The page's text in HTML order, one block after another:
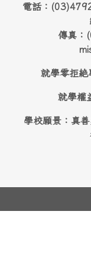
電話：
傳真
就學零拒
就學權
學校願景：真